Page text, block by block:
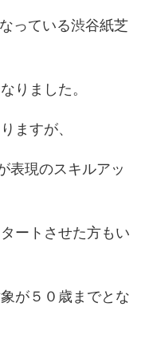
っている渋谷紙芝
りました。
ますが、
表現のスキルアッ
ートさせた方もい
が５０歳までとな